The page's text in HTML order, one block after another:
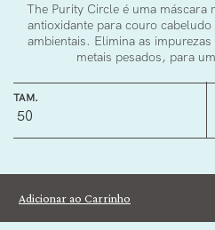
The Purity Circle é uma máscara
antioxidante para couro
ambientais. Elimina as
metais pesados, para
Adicionar ao Carrinho
TAM.
50